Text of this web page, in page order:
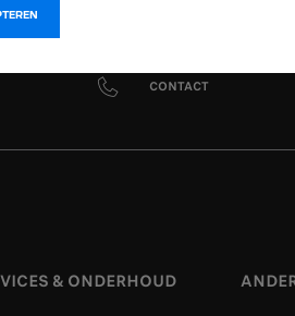
CONTACT
& ONDERHOUD